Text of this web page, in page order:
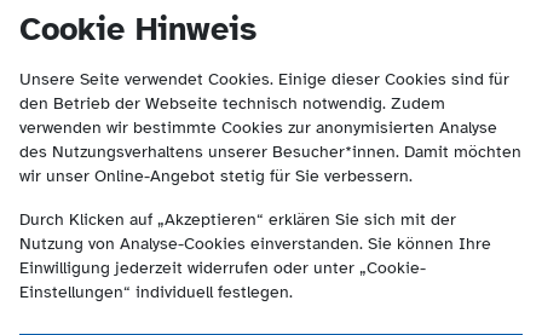
Cookie Hinweis
Unsere Seite verwendet Cookies. Einige dieser Cookies sind für
den Betrieb der Webseite technisch notwendig. Zudem
verwenden wir bestimmte Cookies zur anonymisierten Analyse
des Nutzungsverhaltens unserer Besucher*innen. Damit möchten
wir unser Online-Angebot stetig für Sie verbessern.
Durch Klicken auf „Akzeptieren“ erklären Sie sich mit der
Nutzung von Analyse-Cookies einverstanden. Sie können Ihre
Einwilligung jederzeit widerrufen oder unter „Cookie-
Einstellungen“ individuell festlegen.
springen
(Kontakt und Suche) springen.